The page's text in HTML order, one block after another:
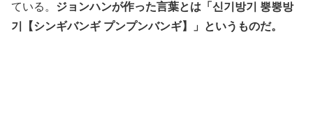
ている。 ジョンハンが作った言葉とは「신기방기 뿡뿡방
기【シンギバンギ プンプンバンギ】」というものだ。